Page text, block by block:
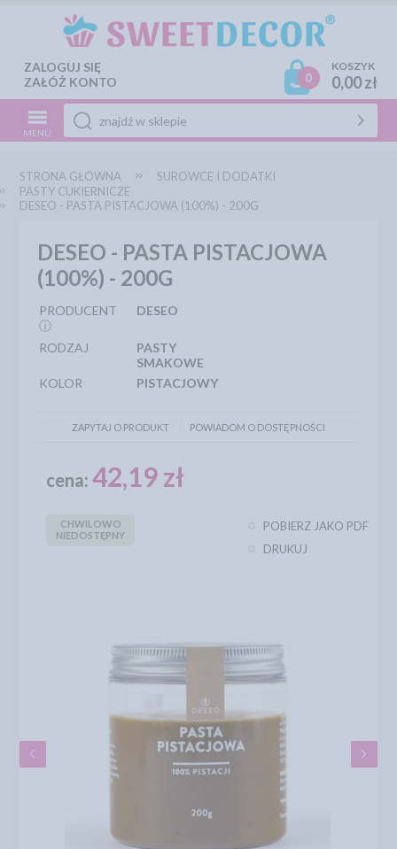
ZALOGUJ SIĘ
ZAŁÓŻ KONTO
0
KOSZYK
0,00 zł
MENU
STRONA GŁÓWNA
SUROWCE I DODATKI
PASTY CUKIERNICZE
DESEO - PASTA PISTACJOWA (100%) - 200G
DESEO - PASTA PISTACJOWA
(100%) - 200G
PRODUCENT
ⓘ
DESEO
RODZAJ
PASTY
SMAKOWE
KOLOR
PISTACJOWY
ZAPYTAJ O PRODUKT POWIADOM O DOSTĘPNOŚCI
cena:42,19 zł
CHWILOWO
NIEDOSTĘPNY
POBIERZ JAKO PDF
DRUKUJ